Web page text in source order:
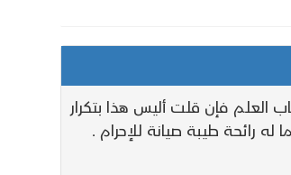
العلم فإن قلت أليس هذا بتكرار
رائحة طيبة صيانة للإحرام .